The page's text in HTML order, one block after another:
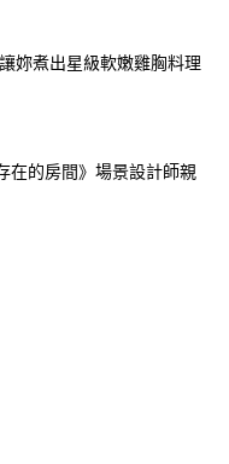
妳煮出星級軟嫩雞胸料理
在的房間》場景設計師親